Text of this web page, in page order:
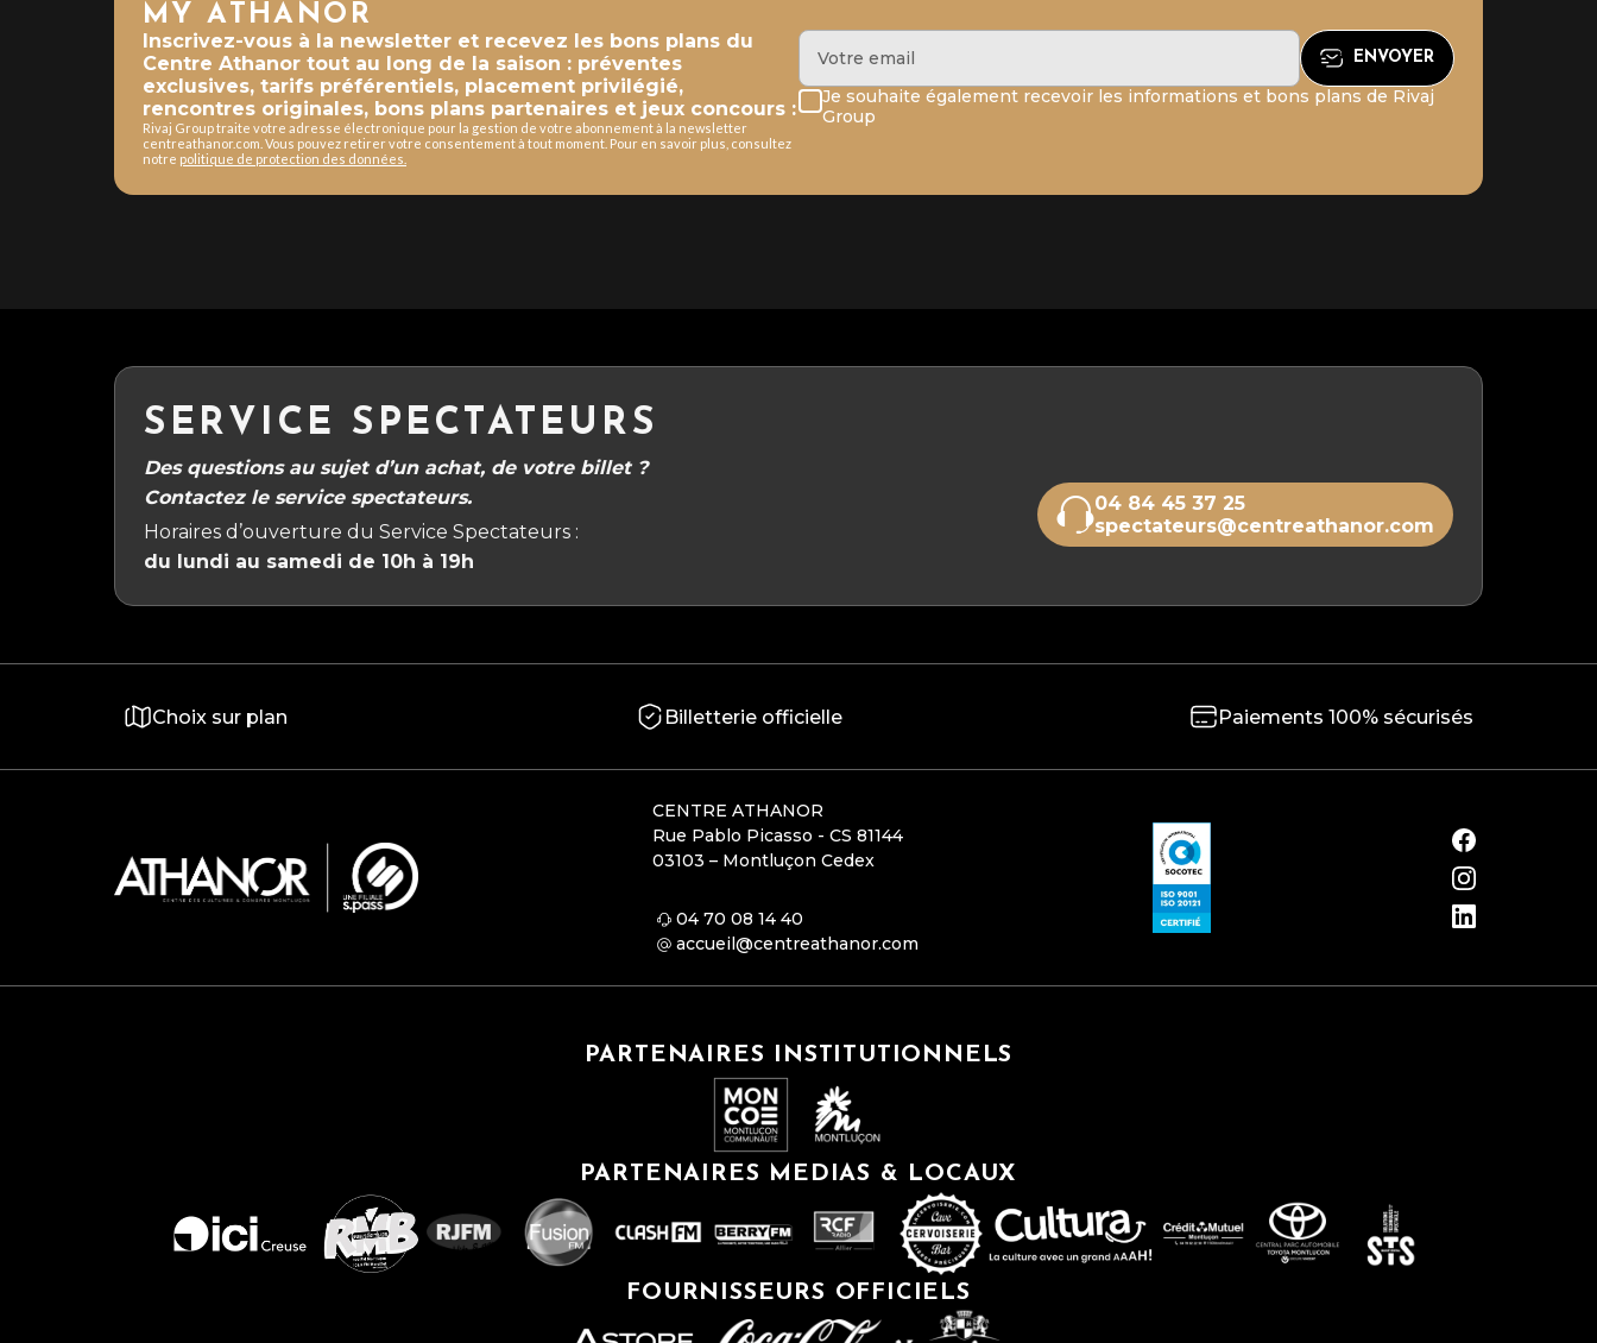
MY ATHANOR
Inscrivez-vous à la newsletter et recevez les bons plans du
Centre Athanor tout au long de la saison : préventes
exclusives, tarifs préférentiels, placement privilégié,
rencontres originales, bons plans partenaires et jeux concours :
Rivaj Group traite votre adresse électronique pour la gestion de votre abonnement à la newsletter
centreathanor.com. Vous pouvez retirer votre consentement à tout moment. Pour en savoir plus, consultez
notre politique de protection des données.
Je souhaite également recevoir les informations et bons plans de Rivaj
Group
SERVICE SPECTATEURS
Des questions au sujet d’un achat, de votre billet ?
Contactez le service spectateurs.
Horaires d’ouverture du Service Spectateurs :
du lundi au samedi de 10h à 19h
04 84 45 37 25
spectateurs@centreathanor.com
Choix sur plan Billetterie officielle Paiements 100% sécurisés
CENTRE ATHANOR
Rue Pablo Picasso - CS 81144
03103 – Montluçon Cedex
04 70 08 14 40
accueil@centreathanor.com
PARTENAIRES INSTITUTIONNELS
PARTENAIRES MEDIAS & LOCAUX
FOURNISSEURS OFFICIELS